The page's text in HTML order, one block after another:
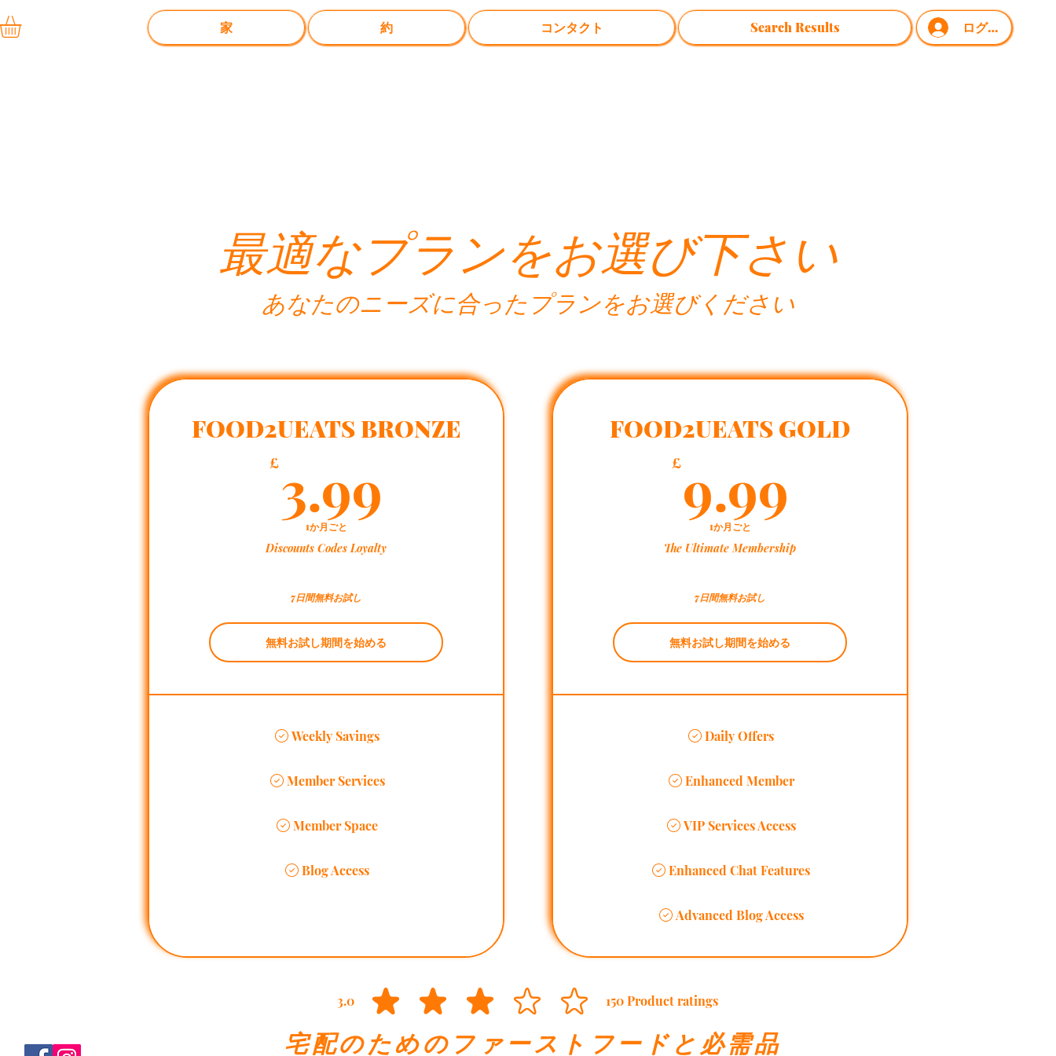
家 約 コンタクト Search Results ログイン
最適なプランをお選び下さい
あなたのニーズに合ったプランをお選びください
FOOD2UEATS BRONZE
£3.99
1か月ごと
Discounts Codes Loyalty
7日間無料お試し
無料お試し期間を始める
Weekly Savings
Member Services
Member Space
Blog Access
FOOD2UEATS GOLD
£9.99
1か月ごと
The Ultimate Membership
7日間無料お試し
無料お試し期間を始める
Daily Offers
Enhanced Member
VIP Services Access
Enhanced Chat Features
Advanced Blog Access
3.0 150Product ratings
平均評価 3 /5, 全評価： 150 件, Product ratings
宅配のためのファーストフードと必需品